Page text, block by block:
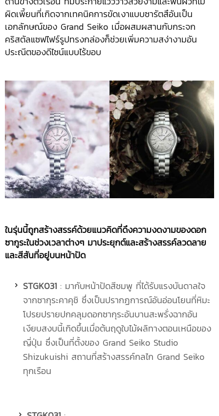
ผิดเพี้ยนที่เกิดจากเทคนิคการขัดเงาแบบซารัตสึอันเป็น
เอกลักษณ์ของ Grand Seiko เมื่อผสมผสานกับกระจก
คริสตัลแซฟไฟร์รูปทรงกล่องก็ช่วยเพิ่มความสง่างามอัน
ประณีตของดีไซน์แบบไร้ขอบ
ในรุ่นนี้ถูกสร้างสรรค์ด้วยแนวคิดที่ดึงความงดงามของดอก
ซากูระในช่วงเวลาต่างๆ มาประยุกต์และสร้างสรรค์ลวดลาย
และสีสันที่อยู่บนหน้าปัด
STGK031 : มากับหน้าปัดสีชมพู ที่ได้รับแรงบันดาลใจ
จากซากุระคาคุชิ ซึ่งเป็นปรากฏการณ์อันอ่อนโยนที่หิมะ
โปรยปรายปกคลุมดอกซากุระอันบานสะพรั่งฉากอัน
เงียบสงบนี้เกิดขึ้นเมื่อต้นฤดูใบไม้ผลิทางตอนเหนือของ
ญี่ปุ่น ซึ่งเป็นที่ตั้งของ Grand Seiko Studio
Shizukuishi สถานที่สร้างสรรค์กลไก Grand Seiko
ทุกเรือน